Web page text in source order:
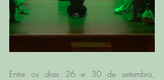
Entre os dias 26 e 30 de setembro,